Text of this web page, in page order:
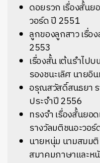
ดอยรวก เรื่องสั้นย
วอร์ด ปี 2551
ลูกของลูกสาว เรื่อ
2553
เรื่องสั้น เต้นรำไป
รองชนะเลิศ นายอิ
อรุณสวัสดิ์สนธยา
ประจำปี 2556
ทรงจำ เรื่องสั้นยอ
รางวัลมติชนอะวอร์
นายหนุ่ม นามสมมติ
สมาคมภาษาและห